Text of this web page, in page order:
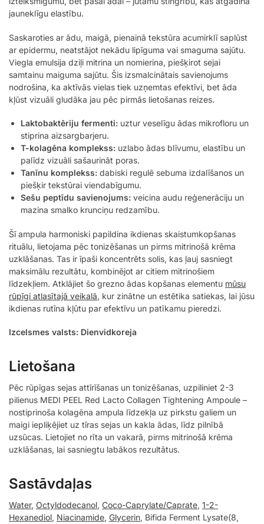
jauneklīgu elastību.
Saskaroties ar ādu, maigā, pienainā tekstūra acumirklī saplūst
ar epidermu, neatstājot nekādu lipīguma vai smaguma sajūtu.
Viegla emulsija dziļi mitrina un nomierina, piešķirot sejai
samtainu maiguma sajūtu. Šis izsmalcinātais savienojums
nodrošina, ka aktīvās vielas tiek uzņemtas efektīvi, bet āda
kļūst vizuāli gludāka jau pēc pirmās lietošanas reizes.
Laktobaktēriju fermenti: uztur veselīgu ādas mikrofloru un
stiprina aizsargbarjeru.
T-kolagēna komplekss: uzlabo ādas blīvumu, elastību un
palīdz vizuāli sašaurināt poras.
Tanīnu komplekss: dabiski regulē sebuma izdalīšanos un
piešķir tekstūrai viendabīgumu.
Sešu peptīdu savienojums: veicina audu reģenerāciju un
mazina smalko krunciņu redzamību.
Šī ampula harmoniski papildina ikdienas skaistumkopšanas
rituālu, lietojama pēc tonizēšanas un pirms mitrinošā krēma
uzklāšanas. Tas ir īpaši koncentrēts solis, kas ļauj sasniegt
maksimālu rezultātu, kombinējot ar citiem mitrinošiem
līdzekļiem. Atklājiet šo grezno ādas kopšanas elementu mūsu
rūpīgi atlasītajā veikalā, kur zinātne un estētika satiekas, lai jūsu
ikdienas rutīna kļūtu par efektīvu un patīkamu pieredzi.
Izcelsmes valsts: Dienvidkoreja
Lietošana
Pēc rūpīgas sejas attīrīšanas un tonizēšanas, uzpiliniet 2-3
pilienus MEDI PEEL Red Lacto Collagen Tightening Ampoule –
nostiprinoša kolagēna ampula līdzekļa uz pirkstu galiem un
maigi iepliķējiet uz tīras sejas un kakla ādas, līdz pilnībā
uzsūcas. Lietojiet no rīta un vakarā, pirms mitrinošā krēma
uzklāšanas, lai sasniegtu labākos rezultātus.
Sastāvdaļas
Water, Octyldodecanol, Coco-Caprylate/Caprate, 1-2-
Hexanediol, Niacinamide, Glycerin, Bifida Ferment Lysate(8,